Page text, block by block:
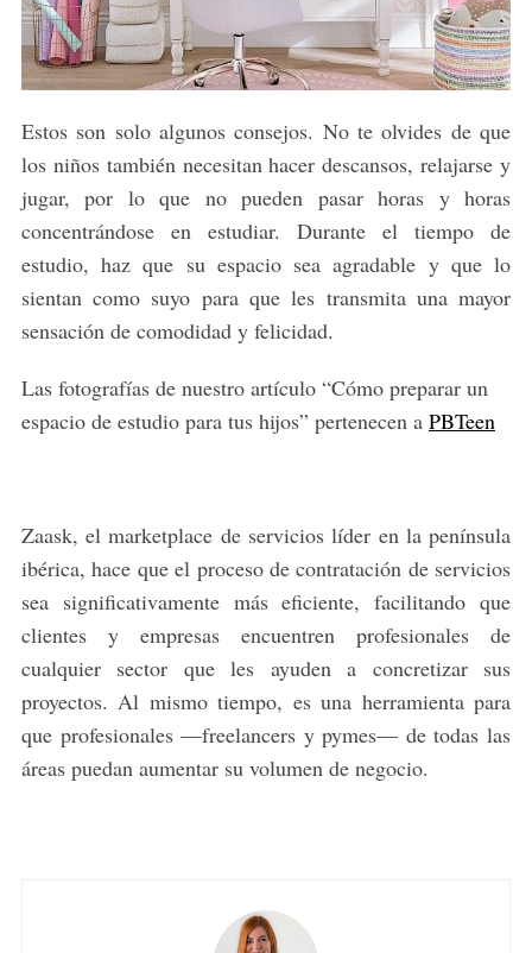
Estos son solo algunos consejos. No te olvides de que
los niños también necesitan hacer descansos, relajarse y
jugar, por lo que no pueden pasar horas y horas
concentrándose en estudiar. Durante el tiempo de
estudio, haz que su espacio sea agradable y que lo
sientan como suyo para que les transmita una mayor
sensación de comodidad y felicidad.
Las fotografías de nuestro artículo “Cómo preparar un
espacio de estudio para tus hijos” pertenecen a PBTeen
Zaask, el marketplace de servicios líder en la península
ibérica, hace que el proceso de contratación de servicios
sea significativamente más eficiente, facilitando que
clientes y empresas encuentren profesionales de
cualquier sector que les ayuden a concretizar sus
proyectos. Al mismo tiempo, es una herramienta para
que profesionales —freelancers y pymes— de todas las
áreas puedan aumentar su volumen de negocio.